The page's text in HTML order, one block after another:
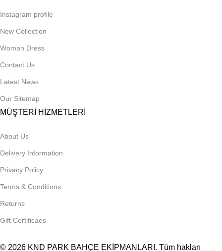
Instagram profile
New Collection
Woman Dress
Contact Us
Latest News
Our Sitemap
MÜŞTERİ HİZMETLERİ
About Us
Delivery Information
Privacy Policy
Terms & Conditions
Returns
Gift Certificaes
© 2026 KND PARK BAHÇE EKİPMANLARI . Tüm hakları